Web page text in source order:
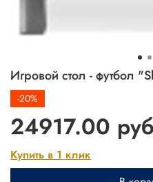
Игровой стол - футбол
-20%
24917.00 руб
Купить в 1 клик